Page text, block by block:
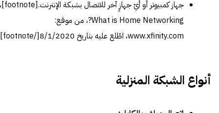
جهاز كمبيوتر أو أيّ جهازٍ آخر للاتصال بشبكة الإنترنت.[footnote]،
What is Home Networking? ، من موقع:
www.xfinity.com، اطّلع عليه بتاريخ 8/1/2020[/footnote]
أنواع الشبكة المنزلية